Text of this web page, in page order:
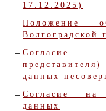
17.12.2025)
Положение
Волгоградской
Согласие
данных
Согласие на
данных